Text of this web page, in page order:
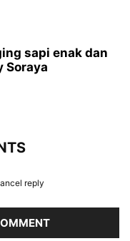
sapi enak dan
Soraya
reply